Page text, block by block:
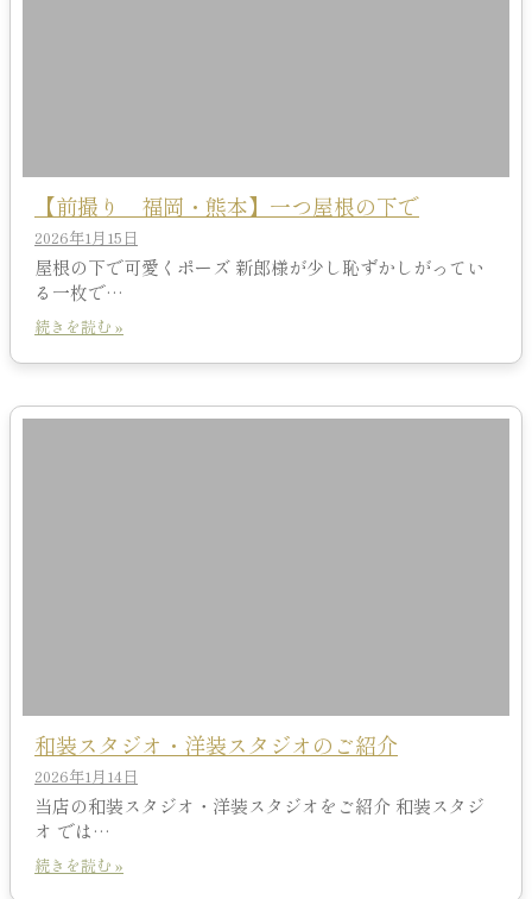
【前撮り 福岡・熊本】一つ屋根の下で
2026年1月15日
屋根の下で可愛くポーズ 新郎様が少し恥ずかしがってい
る一枚で…
続きを読む »
和装スタジオ・洋装スタジオのご紹介
2026年1月14日
当店の和装スタジオ・洋装スタジオをご紹介 和装スタジ
オ では…
続きを読む »